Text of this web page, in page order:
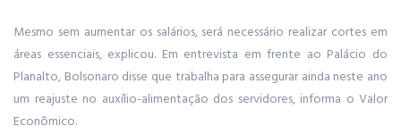
Mesmo sem aumentar os salários, será necessário realizar cortes em
áreas essenciais, explicou. Em entrevista em frente ao Palácio do
Planalto, Bolsonaro disse que trabalha para assegurar ainda neste ano
um reajuste no auxílio-alimentação dos servidores, informa o Valor
Econômico.